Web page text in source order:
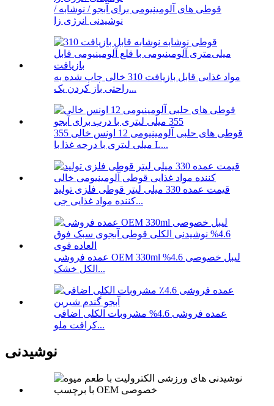
قوطی های آلومینیومی برای آبجو / نوشابه /
نوشیدنی انرژی زا
مواد غذایی قابل بازیافت 310 خالی چاپ شده به
راحتی باز کردن یک...
قوطی های حلبی آلومینیومی 12 اونس خالی 355
میلی لیتری با درجه غذا با L...
قیمت عمده 330 میلی لیتر قوطی فلزی تولید
کننده مواد غذایی جی...
عمده فروشی OEM 330ml لیبل خصوصی 4.6%
الکل خشک...
عمده فروشی 4.6% مشروبات الکلی اضافی
کرافت ملو...
نوشیدنی